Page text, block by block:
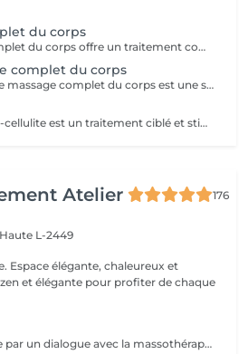
du corps
Ce service de massage complet du corps offre un traitement complet et relaxant conçu pour travailler sur tout le corps : cou, épaules, dos, bras, mains, jambes, pieds. Il utilise des techniques fluides à moyenne pression pour relâcher la tension musculaire, améliorer la flexibilité et favoriser la relaxation profonde, ce qui le rend idéal pour soulager le stress, les douleurs quotidiennes ou simplement rétablir l'équilibre après une semaine chargée.
complet du corps
Ce service thérapeutique de massage complet du corps est une séance ciblée et axée sur le traitement qui aborde la tension musculaire spécifique, les déséquilibres posturaux et les schémas de douleur chronique dans tout le corps. En utilisant des techniques plus profondes et ciblées telles que la libération myofasciale, le travail au point de déclenchement et l'étirement des fibres croisées, il vise à corriger les restrictions musculaires, à améliorer la mobilité articulaire et à restaurer le mouvement fonctionnel, ce qui le rend idéal pour les personnes souffrant d'inconfort récurrent ou de modes de vie actifs. Principaux avantages Soulage la tension musculaire chronique et la douleur, en particulier dans le cou, les épaules, le dos, les hanches et les jambes, en travaillant sur les tissus profonds et les points de déclenchement. Améliore la posture et la mobilité des articulations en relâchant les muscles tendus et le fascia, aidant le corps à bouger plus librement et avec moins de fatigue. Favorise la récupération et la performance des blessures en réduisant la raideur musculaire, en améliorant la circulation et en raccourcissant le temps de récupération après l'activité physique.
Ce service de massage anti-cellulite est un traitement ciblé et stimulant conçu pour améliorer l'apparence et la texture de la peau généralement affectée par la cellulite, en particulier sur les cuisses, les hanches, les fesses et parfois l'abdomen. En utilisant des techniques fermes et rythmiques telles que le pétrissage profond, le drainage lymphatique et les pressions circulaires, il vise à briser les dépôts graisseux, à stimuler la circulation et à encourager l'élimination des fluides et des toxines retenus du tissu. Principaux avantages : Aide à réduire l'apparence visible de la cellulite en améliorant le flux sanguin et le drainage lymphatique dans les zones ciblées. Soutient une peau plus lisse et plus ferme en encourageant la dégradation des dépôts graisseux et en réduisant la rétention d'eau. Favorise une meilleure circulation et une meilleure désintoxication, ce qui peut laisser la peau plus douce, plus tonique et moins de fossettes au fil du temps avec des séances régulières.
Atelier
176
L-2449
et élégante pour profiter de chaque
Chaque séance commence par un dialogue avec la massothérapeute, pour comprendre vos besoins et créer une séance sur-mesure.